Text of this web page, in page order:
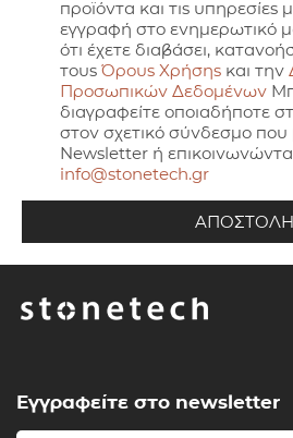
προϊόντα και τις υπηρεσίες
εγγραφή στο ενημερωτικό
ότι έχετε διαβάσει,
τους Όρους Χρήσης και την
Προσωπικών Δεδομένων
διαγραφείτε οποιαδήποτε
στον σχετικό σύνδεσμο που
Newsletter ή
info@stonetech.gr
Εγγραφείτε στο newsletter